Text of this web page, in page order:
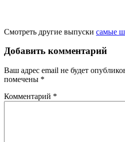
Смотреть другие выпуски самые
Добавить комментарий
Ваш адрес email не будет
помечены *
Комментарий *